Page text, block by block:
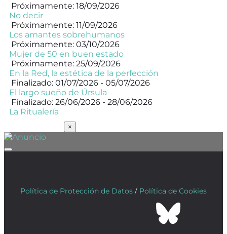
Próximamente: 18/09/2026
No decir
Próximamente: 11/09/2026
Los amantes sobrehumanos
Próximamente: 03/10/2026
Mujer de 50 en buen estado
Próximamente: 25/09/2026
En la Red, la estética de la perfección
Finalizado: 01/07/2026 - 05/07/2026
El largo sueño de Úrsula
Finalizado: 26/06/2026 - 28/06/2026
La Ritualería
×
Política de Protección de Datos / Política de Cookies